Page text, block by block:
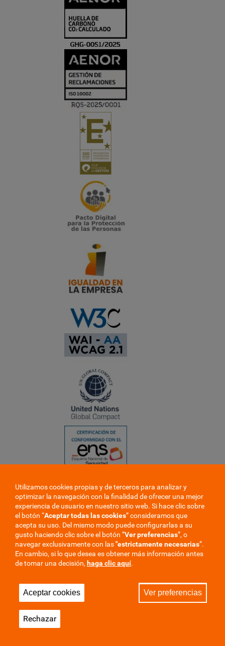
❮
❯
Privacidad Cookies
Aviso Legal
Utilizamos cookies propias y de terceros para analizar y
optimizar la navegación con la finalidad de ofrecer una mejor
experiencia de usuario en nuestro sitio web. Si hace clic sobre
el botón “Aceptar todas las cookies” consideramos que
acepta su uso. Del mismo modo puede configurarlas a su
gusto haciendo clic sobre el botón ”Ver preferencias”, o
navegar exclusivamente con las"estrictamentenecesarias”.
En cambio, si lo que desea es obtener más información antes
de tomar una decisión, haga clic aquí.
Aceptar cookies Ver preferencias
Rechazar